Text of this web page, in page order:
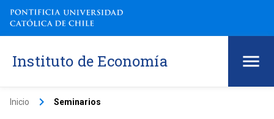
Instituto de Economía
Inicio keyboard_arrow_right Seminarios